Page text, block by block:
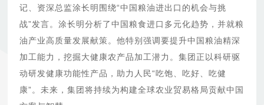
记、资深总监涂长明围绕“中国粮油进出口的机会与挑
战”发言。涂长明分析了中国粮食进口多元化趋势，并就粮
油产业高质量发展献策。他特别强调要提升中国粮油精深
加工能力，挖掘大健康农产品加工潜力。集团正以科研驱
动研发健康功能性产品，助力人民“吃饱、吃好、吃健
康”。未来，集团将持续为构建全球农业贸易格局贡献中国